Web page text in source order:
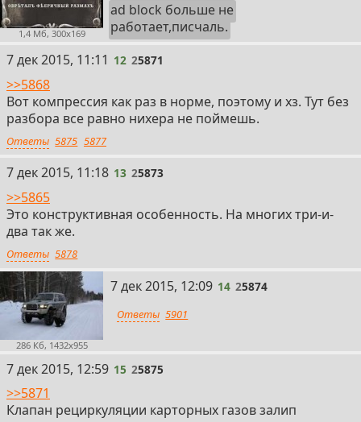
1,4 Мб, 300x169
ad block больше не
работает,писчаль.
12
7 дек 2015, 11:11 12 25871
>>5868
Вот компрессия как раз в норме, поэтому и хз. Тут без
разбора все равно нихера не поймешь.
Ответы 5875 5877
13
7 дек 2015, 11:18 13 25873
>>5865
Это конструктивная особенность. На многих три-и-
два так же.
Ответы 5878
286 Кб, 1432x955
14
7 дек 2015, 12:09 14 25874
Ответы 5901
15
7 дек 2015, 12:59 15 25875
>>5871
Клапан рециркуляции карторных газов залип